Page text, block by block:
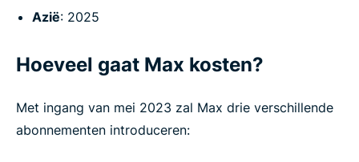
Azië: 2025
Hoeveel gaat Max kosten?
Met ingang van mei 2023 zal Max drie verschillende
abonnementen introduceren: